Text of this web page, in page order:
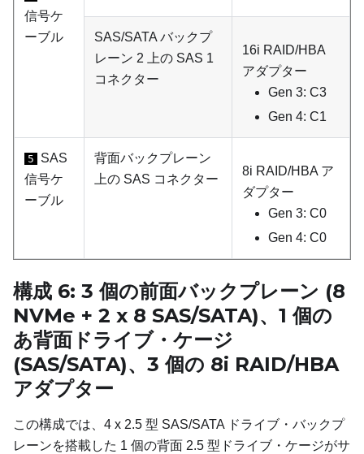
信号ケ
ーブル
SAS/SATA バックプ
レーン 2 上の SAS 1
コネクター
16i RAID/HBA
アダプター
Gen 3: C3
Gen 4: C1
5
SAS
信号ケ
ーブル
背面バックプレーン
上の SAS コネクター
8i RAID/HBA ア
ダプター
Gen 3: C0
Gen 4: C0
構成 6: 3 個の前面バックプレーン (8
NVMe + 2 x 8 SAS/SATA)、1 個の
あ背面ドライブ・ケージ
(SAS/SATA)、3 個の 8i RAID/HBA
アダプター
この構成では、4 x 2.5 型 SAS/SATA ドライブ・バックプ
レーンを搭載した 1 個の背面 2.5 型ドライブ・ケージがサ